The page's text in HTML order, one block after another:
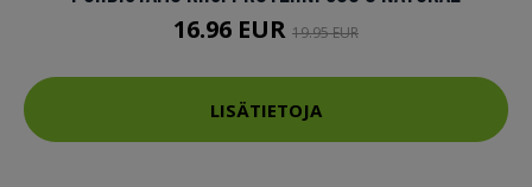
16.96 EUR 19.95 EUR
LISÄTIETOJA